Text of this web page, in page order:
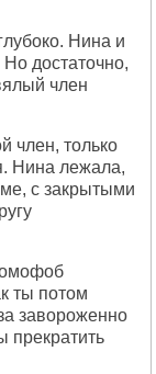
Нина и
достаточно,
член
член, только
Нина лежала,
с закрытыми
ты потом
завороженно
прекратить